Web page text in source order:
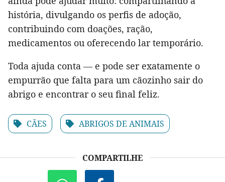
história, divulgando os perfis de adoção,
contribuindo com doações, ração,
medicamentos ou oferecendo lar temporário.
Toda ajuda conta — e pode ser exatamente o
empurrão que falta para um cãozinho sair do
abrigo e encontrar o seu final feliz.
CÃES ABRIGOS DE ANIMAIS
COMPARTILHE